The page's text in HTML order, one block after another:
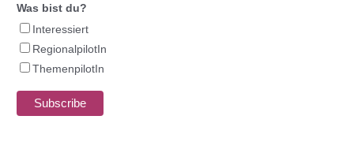
Was bist du?
Interessiert
RegionalpilotIn
ThemenpilotIn